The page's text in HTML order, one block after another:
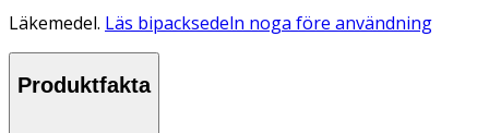
Läkemedel. Läs bipacksedeln noga före användning
Produktfakta